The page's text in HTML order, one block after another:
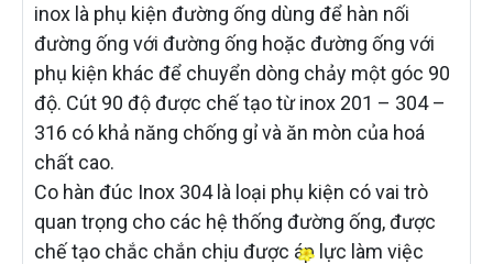
inox là phụ kiện đường ống dùng để hàn nối
đường ống với đường ống hoặc đường ống với
phụ kiện khác để chuyển dòng chảy một góc 90
độ. Cút 90 độ được chế tạo từ inox 201 – 304 –
316 có khả năng chống gỉ và ăn mòn của hoá
chất cao.
Co hàn đúc Inox 304 là loại phụ kiện có vai trò
quan trọng cho các hệ thống đường ống, được
chế tạo chắc chắn chịu được áp lực làm việc